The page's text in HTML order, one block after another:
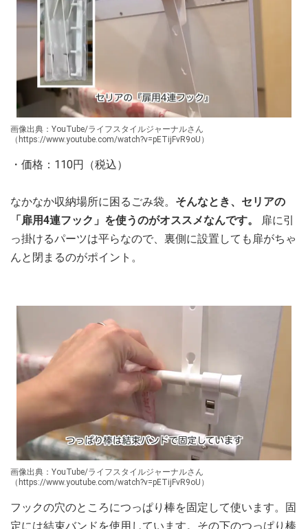
画像出典：YouTube/ライフスタイルジャーナルさん
（https://www.youtube.com/watch?v=pETijFvR9oU）
・価格：110円（税込）
なかなか収納場所に困るごみ袋。 そんなとき、セリアの
「扉用4連フック」を使うのがオススメなんです。
扉に引
っ掛けるパーツは平らなので、裏側に設置しても扉がちゃ
んと閉まるのがポイント。
画像出典：YouTube/ライフスタイルジャーナルさん
（https://www.youtube.com/watch?v=pETijFvR9oU）
フックの穴のところにつっぱり棒を固定して使います。固
定には結束バンドを使用しています。その下のつっぱり棒